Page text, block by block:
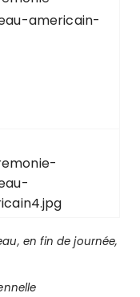
en fin de journée,